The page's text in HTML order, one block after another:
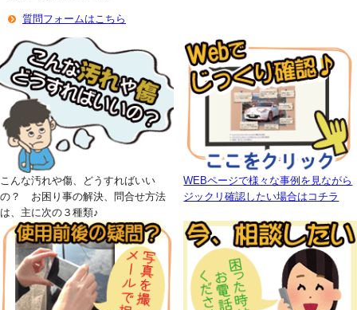
質問フォームはこちら
こんな汚れや傷、どうすればいい
の？ お困り事の解決、問合せ方法
は、主に次の３種類♪
WEBページで様々な事例を見ながら
ジックリ確認したい場合はコチラ